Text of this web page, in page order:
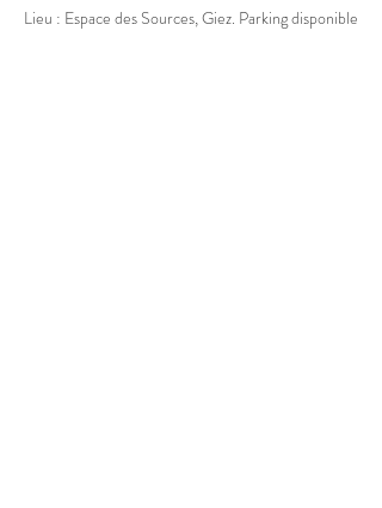
Lieu : Espace des Sources, Giez. Parking disponible